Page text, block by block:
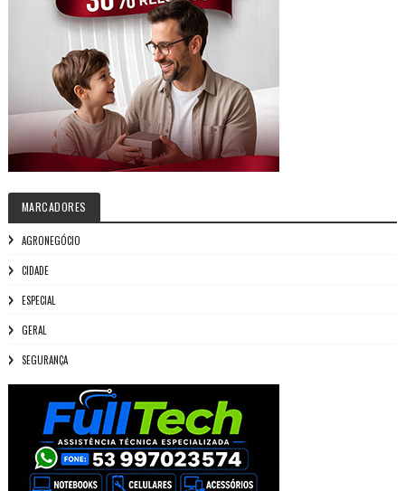
MARCADORES
AGRONEGÓCIO
CIDADE
ESPECIAL
GERAL
SEGURANÇA